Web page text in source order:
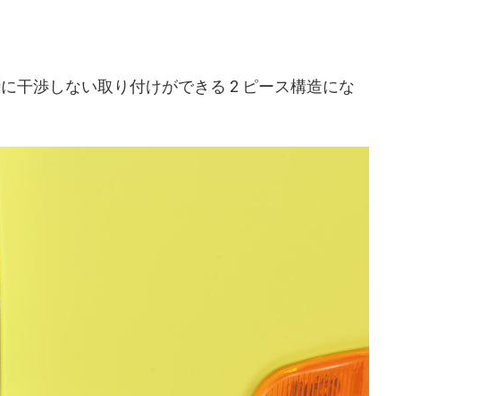
干渉しない取り付けができる 2 ピース構造にな